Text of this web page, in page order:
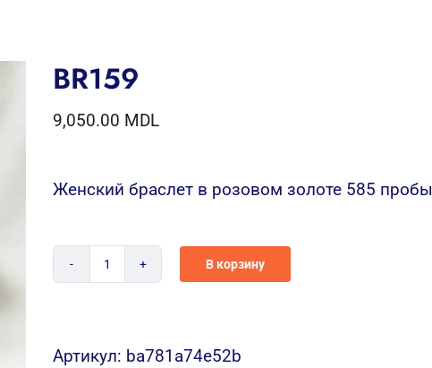
BR159
9,050.00 MDL
Женский браслет в розовом золоте 585 пробы
Количество
В корзину
Артикул: ba781a74e52b